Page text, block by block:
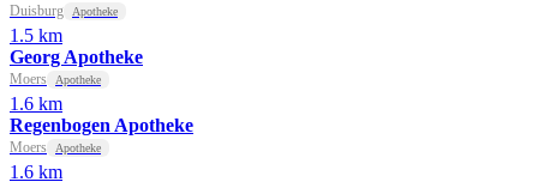
Duisburg Apotheke
1.5 km
Georg Apotheke
Moers Apotheke
1.6 km
Regenbogen Apotheke
Moers Apotheke
1.6 km